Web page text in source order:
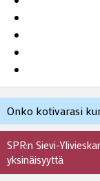
Onko kotivarasi
SPR:n Sievi-
yksinäisyyttä